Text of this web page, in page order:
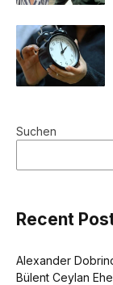
Suchen
Recent
Alexander
Bülent Ceylan